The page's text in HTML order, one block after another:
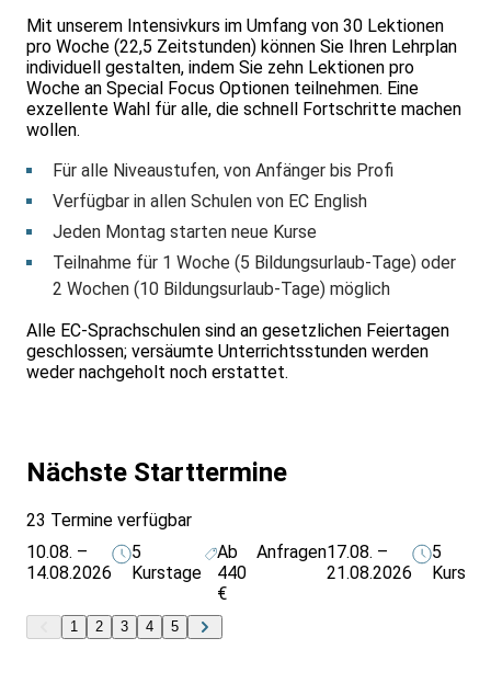
Mit unserem Intensivkurs im Umfang von 30 Lektionen
pro Woche (22,5 Zeitstunden) können Sie Ihren Lehrplan
individuell gestalten, indem Sie zehn Lektionen pro
Woche an Special Focus Optionen teilnehmen. Eine
exzellente Wahl für alle, die schnell Fortschritte machen
wollen.
Für alle Niveaustufen, von Anfänger bis Profi
Verfügbar in allen Schulen von EC English
Jeden Montag starten neue Kurse
Teilnahme für 1 Woche (5 Bildungsurlaub-Tage) oder
2 Wochen (10 Bildungsurlaub-Tage) möglich
Alle EC-Sprachschulen sind an gesetzlichen Feiertagen
geschlossen; versäumte Unterrichtsstunden werden
weder nachgeholt noch erstattet.
Nächste Starttermine
23 Termine verfügbar
10.08. –
14.08.2026
5
Kurstage
Ab
440
€
Anfragen17.08. –
21.08.2026
5
1 2 3 4 5